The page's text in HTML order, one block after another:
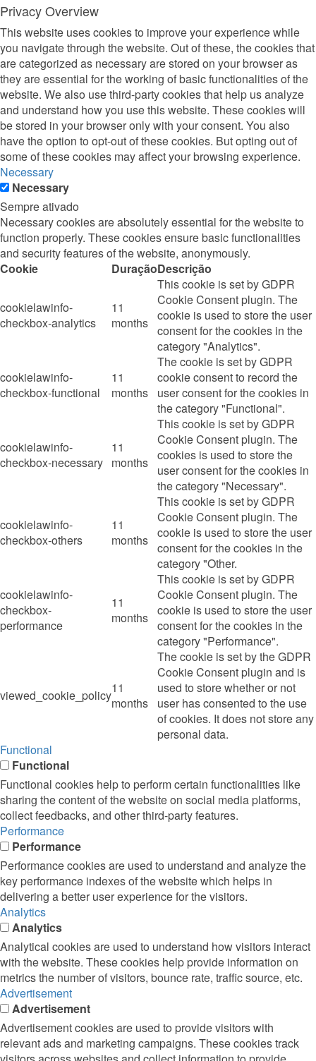
Privacy Overview
This website uses cookies to improve your experience while
you navigate through the website. Out of these, the cookies that
are categorized as necessary are stored on your browser as
they are essential for the working of basic functionalities of the
website. We also use third-party cookies that help us analyze
and understand how you use this website. These cookies will
be stored in your browser only with your consent. You also
have the option to opt-out of these cookies. But opting out of
some of these cookies may affect your browsing experience.
Necessary
Necessary
Sempre ativado
Necessary cookies are absolutely essential for the website to
function properly. These cookies ensure basic functionalities
and security features of the website, anonymously.
Cookie
DuraçãoDescrição
cookielawinfo-
checkbox-analytics
11
months
This cookie is set by GDPR
Cookie Consent plugin. The
cookie is used to store the user
consent for the cookies in the
category "Analytics".
cookielawinfo-
checkbox-functional
11
months
The cookie is set by GDPR
cookie consent to record the
user consent for the cookies in
the category "Functional".
cookielawinfo-
checkbox-necessary
11
months
This cookie is set by GDPR
Cookie Consent plugin. The
cookies is used to store the
user consent for the cookies in
the category "Necessary".
cookielawinfo-
checkbox-others
11
months
This cookie is set by GDPR
Cookie Consent plugin. The
cookie is used to store the user
consent for the cookies in the
category "Other.
cookielawinfo-
checkbox-
performance
11
months
This cookie is set by GDPR
Cookie Consent plugin. The
cookie is used to store the user
consent for the cookies in the
category "Performance".
viewed_cookie_policy11
months
The cookie is set by the GDPR
Cookie Consent plugin and is
used to store whether or not
user has consented to the use
of cookies. It does not store any
personal data.
Functional
Functional
Functional cookies help to perform certain functionalities like
sharing the content of the website on social media platforms,
collect feedbacks, and other third-party features.
Performance
Performance
Performance cookies are used to understand and analyze the
key performance indexes of the website which helps in
delivering a better user experience for the visitors.
Analytics
Analytics
Analytical cookies are used to understand how visitors interact
with the website. These cookies help provide information on
metrics the number of visitors, bounce rate, traffic source, etc.
Advertisement
Advertisement
Advertisement cookies are used to provide visitors with
relevant ads and marketing campaigns. These cookies track